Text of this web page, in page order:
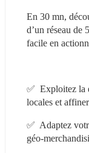
En 30 mn,
d’un réseau de
facile en
✅  Exploitez la
locales et
✅  Adaptez
géo-